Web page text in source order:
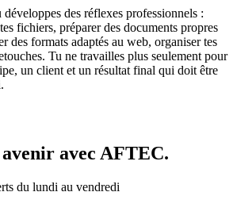
des réflexes professionnels :
fichiers, préparer des documents propres
des formats adaptés au web, organiser tes
Tu ne travailles plus seulement pour
un client et un résultat final qui doit être
avec AFTEC.
du lundi au vendredi